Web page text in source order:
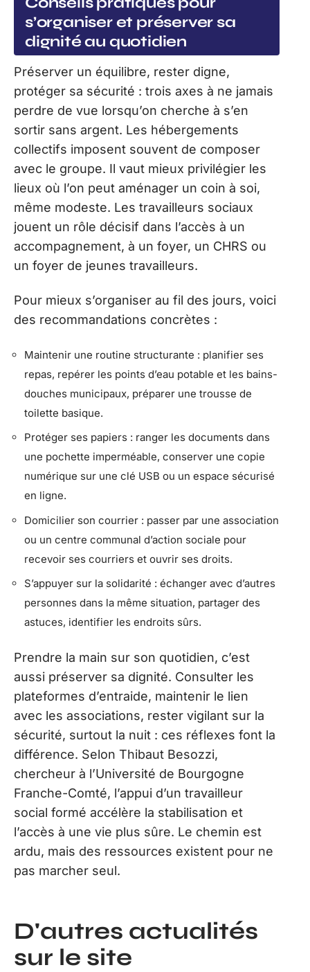
s’organiser et préserver sa
dignité au quotidien
Préserver un équilibre, rester digne,
protéger sa sécurité : trois axes à ne jamais
perdre de vue lorsqu’on cherche à s’en
sortir sans argent. Les hébergements
collectifs imposent souvent de composer
avec le groupe. Il vaut mieux privilégier les
lieux où l’on peut aménager un coin à soi,
même modeste. Les travailleurs sociaux
jouent un rôle décisif dans l’accès à un
accompagnement, à un foyer, un CHRS ou
un foyer de jeunes travailleurs.
Pour mieux s’organiser au fil des jours, voici
des recommandations concrètes :
Maintenir une routine structurante : planifier ses
repas, repérer les points d’eau potable et les bains-
douches municipaux, préparer une trousse de
toilette basique.
Protéger ses papiers : ranger les documents dans
une pochette imperméable, conserver une copie
numérique sur une clé USB ou un espace sécurisé
en ligne.
Domicilier son courrier : passer par une association
ou un centre communal d’action sociale pour
recevoir ses courriers et ouvrir ses droits.
S’appuyer sur la solidarité : échanger avec d’autres
personnes dans la même situation, partager des
astuces, identifier les endroits sûrs.
Prendre la main sur son quotidien, c’est
aussi préserver sa dignité. Consulter les
plateformes d’entraide, maintenir le lien
avec les associations, rester vigilant sur la
sécurité, surtout la nuit : ces réflexes font la
différence. Selon Thibaut Besozzi,
chercheur à l’Université de Bourgogne
Franche-Comté, l’appui d’un travailleur
social formé accélère la stabilisation et
l’accès à une vie plus sûre. Le chemin est
ardu, mais des ressources existent pour ne
pas marcher seul.
D'autres actualités
sur le site